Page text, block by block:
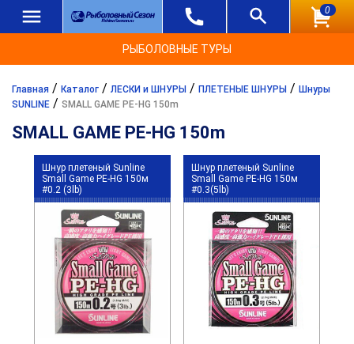
0
РЫБОЛОВНЫЕ ТУРЫ
Главная / Каталог / ЛЕСКИ и ШНУРЫ / ПЛЕТЕНЫЕ ШНУРЫ / Шнуры
SUNLINE / SMALL GAME PE-HG 150m
SMALL GAME PE-HG 150m
Шнур плетеный Sunline
Small Game PE-HG 150м
#0.2 (3lb)
Шнур плетеный Sunline
Small Game PE-HG 150м
#0.3(5lb)